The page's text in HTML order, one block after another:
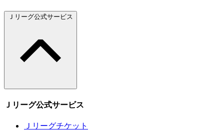
Ｊリーグ公式サービス
Ｊリーグ公式サービス
Ｊリーグチケット